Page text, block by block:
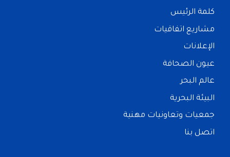
كلمة الرئيس
مشاريع اتفاقيات
الإعلانات
عيون الصحافة
عالم البحر
البيئة البحرية
جمعيات وتعاونيات مهنية
اتصل بنا